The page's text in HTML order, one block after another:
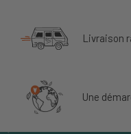
Livraison
Une